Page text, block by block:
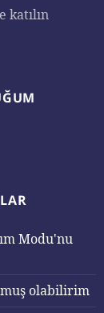
katılın
Modu'nu
olabilirim